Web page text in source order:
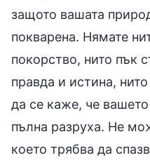
защото вашата
покварена. Нямате
покорство, нито пък
правда и истина,
да се каже, че
пълна разруха. Не
което трябва да